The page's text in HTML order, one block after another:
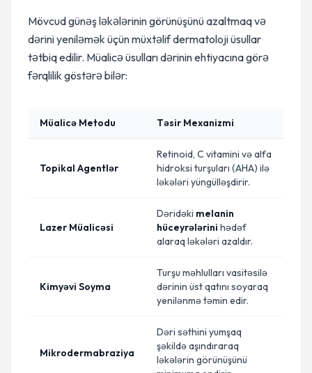
Mövcud günəş ləkələrinin görünüşünü azaltmaq və
dərini yeniləmək üçün müxtəlif dermatoloji üsullar
tətbiq edilir. Müalicə üsulları dərinin ehtiyacına görə
fərqlilik göstərə bilər:
Müalicə Metodu Təsir Mexanizmi
Topikal Agentlər
Retinoid, C vitamini və alfa
hidroksi turşuları (AHA) ilə
ləkələri yüngülləşdirir.
Lazer Müalicəsi
Dəridəki melanin
hüceyrələrini hədəf
alaraq ləkələri azaldır.
Kimyəvi Soyma
Turşu məhlulları vasitəsilə
dərinin üst qatını soyaraq
yenilənmə təmin edir.
Mikrodermabraziya
Dəri səthini yumşaq
şəkildə aşındıraraq
ləkələrin görünüşünü